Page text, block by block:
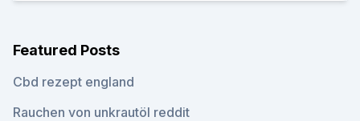
Featured Posts
Cbd rezept england
Rauchen von unkrautöl reddit